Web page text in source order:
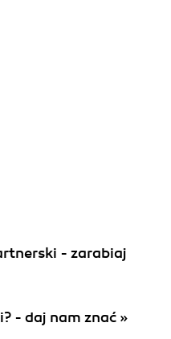
- zarabiaj
- daj nam znać »